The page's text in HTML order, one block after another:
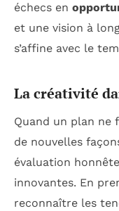
échecs en
et une vision à
s’affine avec le
La créativité
Quand un plan ne
de nouvelles
évaluation
innovantes. En
reconnaître les